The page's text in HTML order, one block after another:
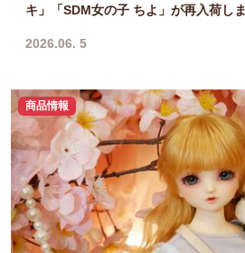
キ」「SDM女の子 ちよ」が再入荷し
2026.06. 5
商品情報